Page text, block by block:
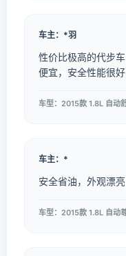
车主：*羽
性价比极高的代步
便宜，安全性能很好
车型：2015款 1.8L 自动
车主：*
安全省油，外观漂
车型：2015款 1.8L 自动